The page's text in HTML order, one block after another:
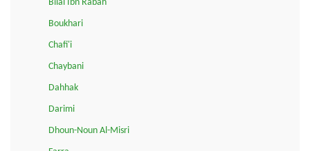
Bilal Ibn Rabah
Boukhari
Chafi'i
Chaybani
Dahhak
Darimi
Dhoun-Noun Al-Misri